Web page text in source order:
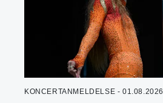
KONCERTANMELDELSE - 01.08.2026